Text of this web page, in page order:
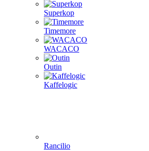
Superkop
Timemore
WACACO
Outin
Kaffelogic
Rancilio